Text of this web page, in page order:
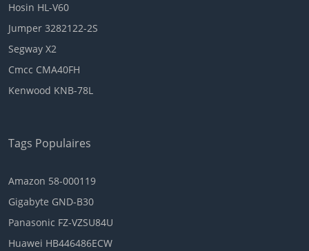
Hosin HL-V60
Jumper 3282122-2S
Segway X2
Cmcc CMA40FH
Kenwood KNB-78L
Tags Populaires
Amazon 58-000119
Gigabyte GND-B30
Panasonic FZ-VZSU84U
Huawei HB446486ECW